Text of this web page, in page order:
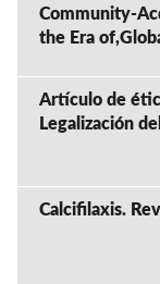
Community-
the Era
Artículo de
Legalización
Calcifilaxis.